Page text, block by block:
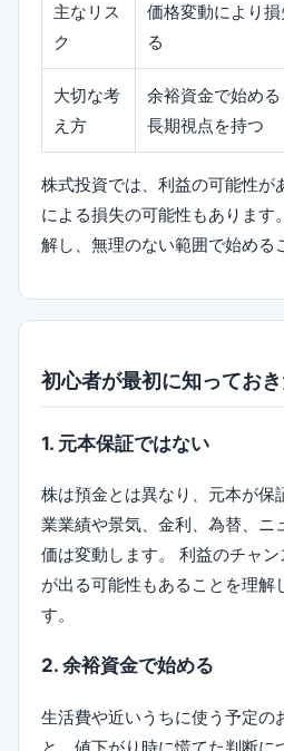
主なリス
ク
価格変動により
る
大切な考
え方
余裕資金で始める
長期視点を持つ
株式投資では、利益の可能性が
による損失の可能性もあります
解し、無理のない範囲で始める
初心者が最初に知ってお
1. 元本保証ではない
株は預金とは異なり、元本が保
業業績や景気、金利、為替、ニ
価は変動します。 利益のチャ
が出る可能性もあることを理解
す。
2. 余裕資金で始める
生活費や近いうちに使う予定の